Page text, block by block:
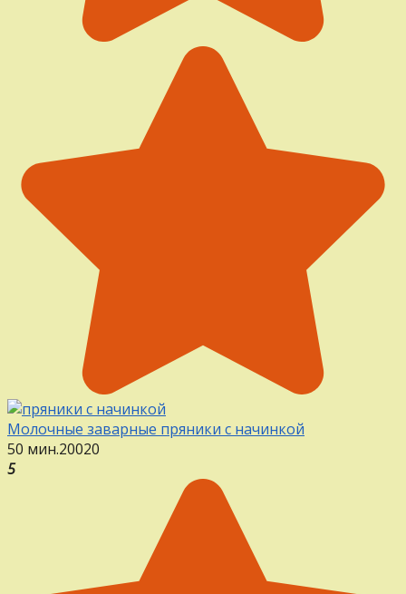
Молочные заварные пряники с начинкой
50 мин.20020
5